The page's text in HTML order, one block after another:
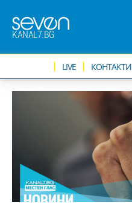
KANAL7.BG
LIVE КОНТАКТИ